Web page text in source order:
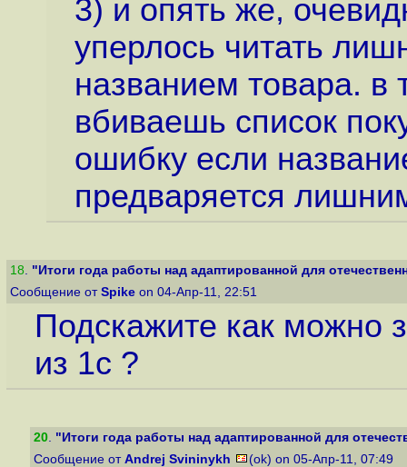
3) и опять же,
уперлось читать
названием товара. в
вбиваешь список
ошибку если
предваряется
18. "Итоги года работы над адаптированной для
Сообщение от Spike on 04-Апр-11, 22:51
Подскажите как можно
из 1с ?
20. "Итоги года работы над адаптированной для
Сообщение от Andrej Svininykh (ok) on 05-Апр-11, 07:49